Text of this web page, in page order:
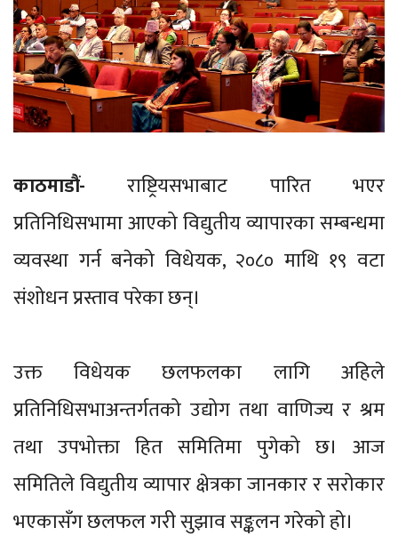
काठमाडौं-राष्ट्रियसभाबाट पारित भएर
प्रतिनिधिसभामा आएको विद्युतीय व्यापारका सम्बन्धमा
व्यवस्था गर्न बनेको विधेयक, २०८० माथि १९ वटा
संशोधन प्रस्ताव परेका छन्।
उक्त विधेयक छलफलका लागि अहिले
प्रतिनिधिसभाअन्तर्गतको उद्योग तथा वाणिज्य र श्रम
तथा उपभोक्ता हित समितिमा पुगेको छ। आज
समितिले विद्युतीय व्यापार क्षेत्रका जानकार र सरोकार
भएकासँग छलफल गरी सुझाव सङ्कलन गरेको हो।